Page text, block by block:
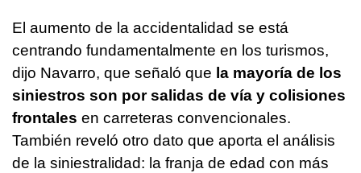
El aumento de la accidentalidad se está
centrando fundamentalmente en los turismos,
dijo Navarro, que señaló que la mayoría de los
siniestros son por salidas de vía y colisiones
frontales en carreteras convencionales.
También reveló otro dato que aporta el análisis
de la siniestralidad: la franja de edad con más